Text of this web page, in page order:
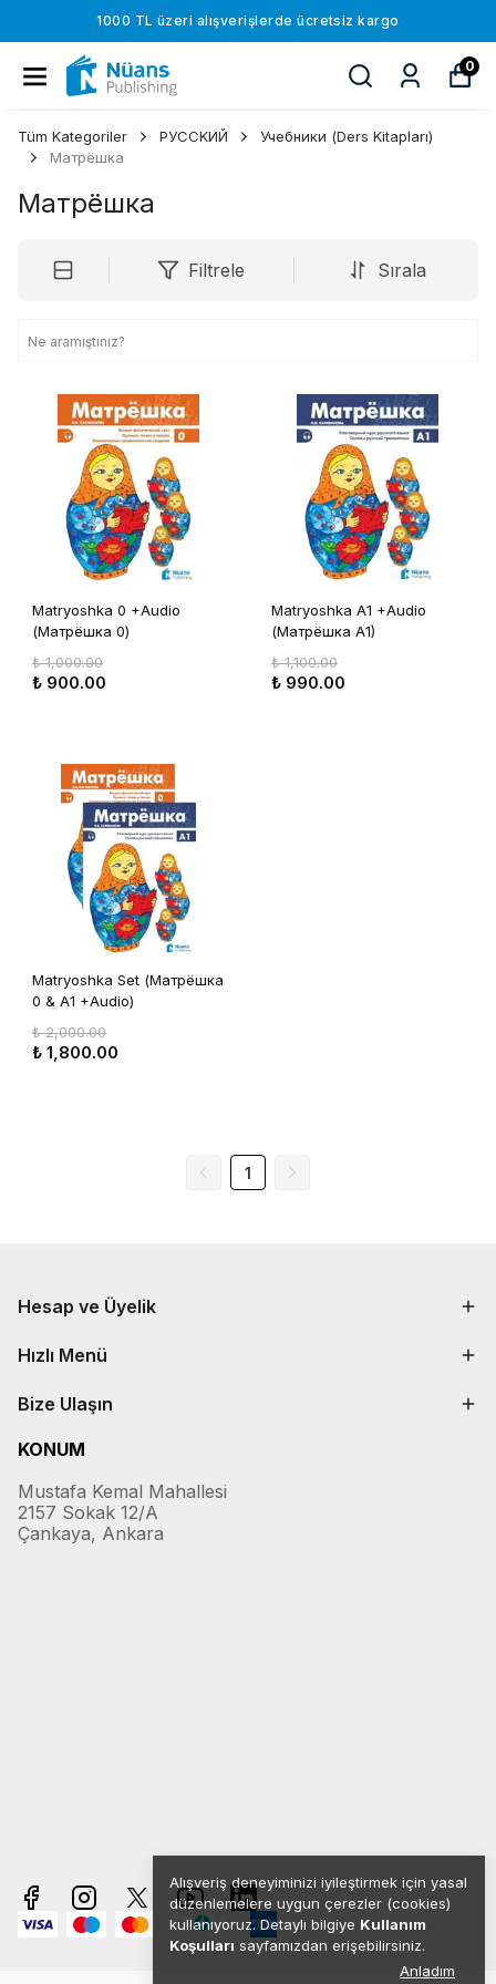
1000 TL üzeri alışverişlerde ücretsiz kargo
0
Alışveriş deneyiminizi iyileştirmek için yasal
düzenlemelere uygun çerezler (cookies)
kullanıyoruz. Detaylı bilgiye Kullanım
Koşulları sayfamızdan erişebilirsiniz.
Anladım
Tüm Kategoriler РУССKИЙ
Учебники (Ders Kitapları)
Матрёшка
Матрёшка
Filtrele Sırala
Matryoshka 0 +Audio
(Матрёшка 0)
₺ 1,000.00
₺ 900.00
Matryoshka A1 +Audio
(Матрёшка A1)
₺ 1,100.00
₺ 990.00
Matryoshka Set (Матрёшка
0 & A1 +Audio)
₺ 2,000.00
₺ 1,800.00
1
Hesap ve Üyelik
Hızlı Menü
Bize Ulaşın
KONUM
Mustafa Kemal Mahallesi
2157 Sokak 12/A
Çankaya, Ankara